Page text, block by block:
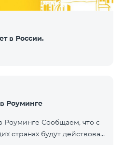
в России.
Роуминге
что с
странах будут действовать